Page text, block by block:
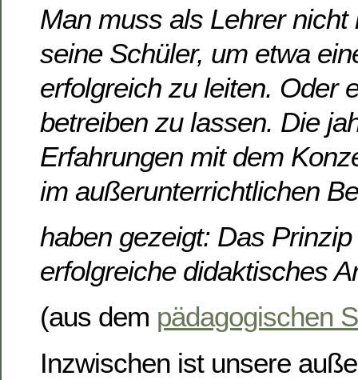
Man muss als Lehrer
seine Schüler, um etwa
erfolgreich zu leiten. Oder
betreiben zu lassen. Die
Erfahrungen mit dem
im außerunterrichtlichen
haben gezeigt: Das
erfolgreiche didaktisches
(aus dem pädagogischen
Inzwischen ist unsere